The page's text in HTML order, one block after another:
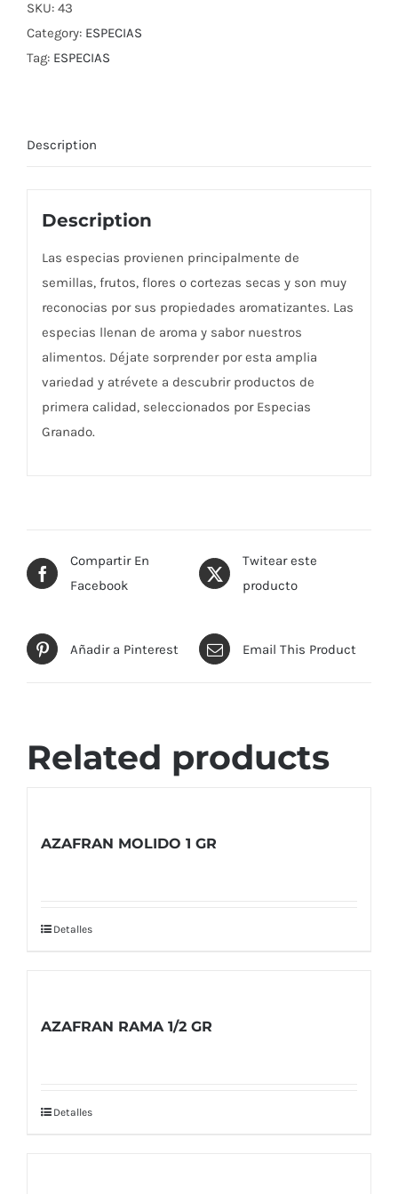
SKU: 43
Category: ESPECIAS
Tag: ESPECIAS
Description
Description
Las especias provienen principalmente de
semillas, frutos, flores o cortezas secas y son muy
reconocias por sus propiedades aromatizantes. Las
especias llenan de aroma y sabor nuestros
alimentos. Déjate sorprender por esta amplia
variedad y atrévete a descubrir productos de
primera calidad, seleccionados por Especias
Granado.
Compartir En
Facebook
Twitear este
producto
Añadir a Pinterest Email This Product
Related products
AZAFRAN MOLIDO 1 GR
Detalles
AZAFRAN RAMA 1/2 GR
Detalles